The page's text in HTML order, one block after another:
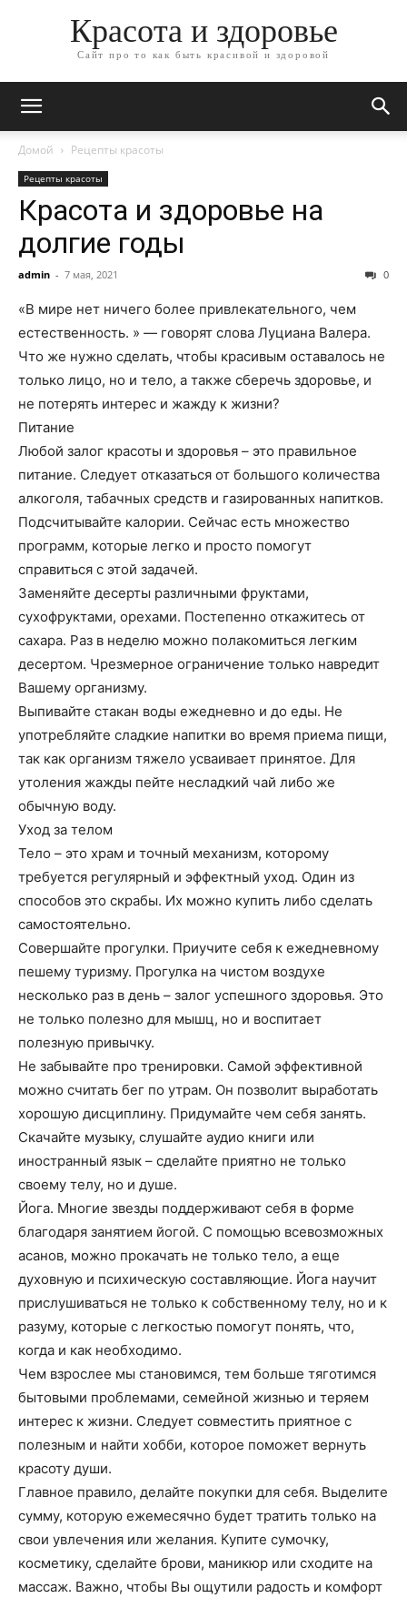
Красота и здоровье
Сайт про то как быть красивой и здоровой
Домой Рецепты красоты
Рецепты красоты
Красота и здоровье на
долгие годы
admin - 7 мая, 2021 0
«В мире нет ничего более привлекательного, чем
естественность. » — говорят слова Луциана Валера.
Что же нужно сделать, чтобы красивым оставалось не
только лицо, но и тело, а также сберечь здоровье, и
не потерять интерес и жажду к жизни?
Питание
Любой залог красоты и здоровья – это правильное
питание. Следует отказаться от большого количества
алкоголя, табачных средств и газированных напитков.
Подсчитывайте калории. Сейчас есть множество
программ, которые легко и просто помогут
справиться с этой задачей.
Заменяйте десерты различными фруктами,
сухофруктами, орехами. Постепенно откажитесь от
сахара. Раз в неделю можно полакомиться легким
десертом. Чрезмерное ограничение только навредит
Вашему организму.
Выпивайте стакан воды ежедневно и до еды. Не
употребляйте сладкие напитки во время приема пищи,
так как организм тяжело усваивает принятое. Для
утоления жажды пейте несладкий чай либо же
обычную воду.
Уход за телом
Тело – это храм и точный механизм, которому
требуется регулярный и эффектный уход. Один из
способов это скрабы. Их можно купить либо сделать
самостоятельно.
Совершайте прогулки. Приучите себя к ежедневному
пешему туризму. Прогулка на чистом воздухе
несколько раз в день – залог успешного здоровья. Это
не только полезно для мышц, но и воспитает
полезную привычку.
Не забывайте про тренировки. Самой эффективной
можно считать бег по утрам. Он позволит выработать
хорошую дисциплину. Придумайте чем себя занять.
Скачайте музыку, слушайте аудио книги или
иностранный язык – сделайте приятно не только
своему телу, но и душе.
Йога. Многие звезды поддерживают себя в форме
благодаря занятием йогой. С помощью всевозможных
асанов, можно прокачать не только тело, а еще
духовную и психическую составляющие. Йога научит
прислушиваться не только к собственному телу, но и к
разуму, которые с легкостью помогут понять, что,
когда и как необходимо.
Чем взрослее мы становимся, тем больше тяготимся
бытовыми проблемами, семейной жизнью и теряем
интерес к жизни. Следует совместить приятное с
полезным и найти хобби, которое поможет вернуть
красоту души.
Главное правило, делайте покупки для себя. Выделите
сумму, которую ежемесячно будет тратить только на
свои увлечения или желания. Купите сумочку,
косметику, сделайте брови, маникюр или сходите на
массаж. Важно, чтобы Вы ощутили радость и комфорт